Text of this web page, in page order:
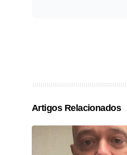
Artigos Relacionados